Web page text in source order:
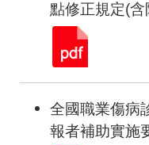
點修正規定(含
全國職業傷病
報者補助實施